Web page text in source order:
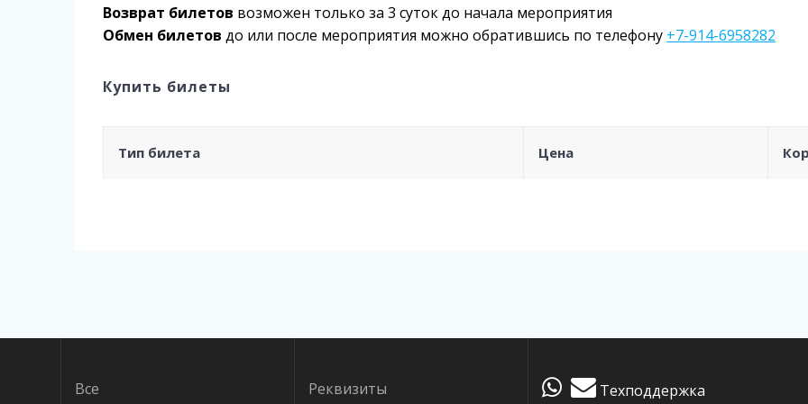
Возврат билетов возможен только за 3 суток до начала мероприятия
Обмен билетов до или после мероприятия можно обратившись по телефону +7-914-6958282
Купить билеты
Тип билета Цена
Все Реквизиты Техподдержка